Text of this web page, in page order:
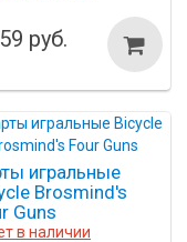
руб.
игральные
Brosmind's
Guns
в наличии